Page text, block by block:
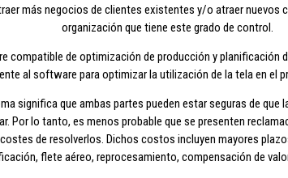
más negocios de clientes existentes y/o atraer nuevos
organización que tiene este grado de control.
compatible de optimización de producción y planificación
al software para optimizar la utilización de la tela en el
significa que ambas partes pueden estar seguras de que
Por lo tanto, es menos probable que se presenten
de resolverlos. Dichos costos incluyen mayores
flete aéreo, reprocesamiento, compensación de